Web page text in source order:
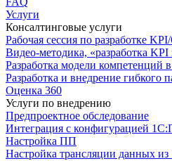
Услуги
Консалтинговые услуги
Рабочая сессия по разработке
Видео-методика, «разработка KPI
Разработка модели компетенций
Разработка и внедрение гибкого
Оценка 360
Услуги по внедрению
Предпроектное обследование
Интеграция с конфигурацией
Настройка ПП
Настройка трансляции данных